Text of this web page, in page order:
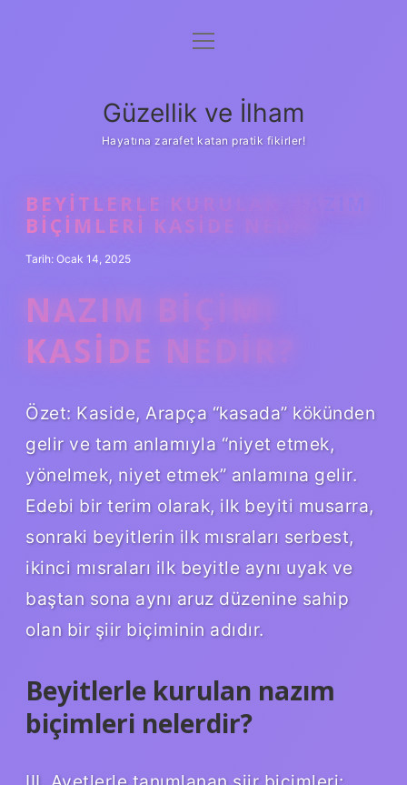
Anasayfa
Yasal Uyarı
menüyü
Güzellik ve İlham
Hayatına zarafet katan pratik fikirler!
BEYITLERLE KURULAN NAZIM
BIÇIMLERI KASIDE NEDIR
Tarih: Ocak 14, 2025
NAZIM BIÇIMI
KASIDE NEDIR?
Özet: Kaside, Arapça “kasada” kökünden
gelir ve tam anlamıyla “niyet etmek,
yönelmek, niyet etmek” anlamına gelir.
Edebi bir terim olarak, ilk beyiti musarra,
sonraki beyitlerin ilk mısraları serbest,
ikinci mısraları ilk beyitle aynı uyak ve
baştan sona aynı aruz düzenine sahip
olan bir şiir biçiminin adıdır.
Beyitlerle kurulan nazım
biçimleri nelerdir?